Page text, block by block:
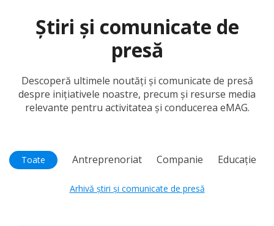
Știri și comunicate de
presă
Descoperă ultimele noutăți și comunicate de presă
despre inițiativele noastre, precum și resurse media
relevante pentru activitatea și conducerea eMAG.
Toate Antreprenoriat Companie Educație
Arhivă știri și comunicate de presă